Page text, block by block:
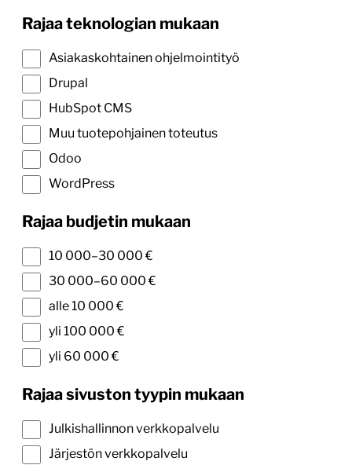
Rajaa teknologian mukaan
Asiakaskohtainen ohjelmointityö
Drupal
HubSpot CMS
Muu tuotepohjainen toteutus
Odoo
WordPress
Rajaa budjetin mukaan
10 000–30 000 €
30 000–60 000 €
alle 10 000 €
yli 100 000 €
yli 60 000 €
Rajaa sivuston tyypin mukaan
Julkishallinnon verkkopalvelu
Järjestön verkkopalvelu